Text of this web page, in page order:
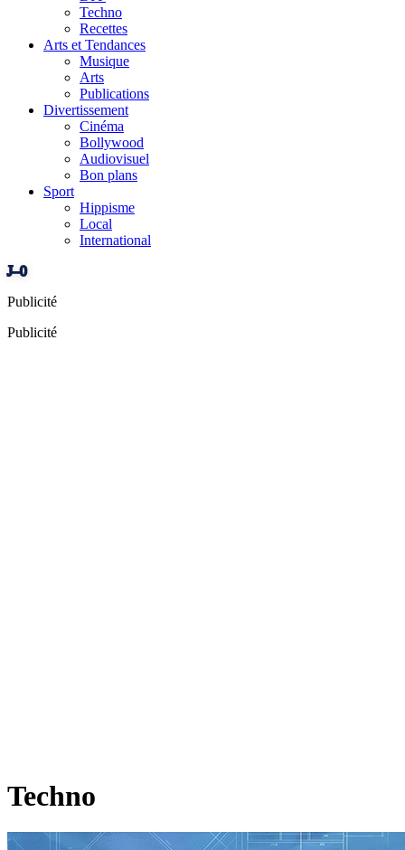
Techno
Recettes
Arts et Tendances
Musique
Arts
Publications
Divertissement
Cinéma
Bollywood
Audiovisuel
Bon plans
Sport
Hippisme
Local
International
J–0
Publicité
Publicité
Techno